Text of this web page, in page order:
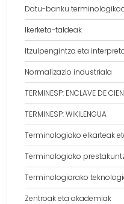
Datu-banku
Ikerketa-taldeak
Itzulpengintza eta
Normalizazio industriala
TERMINESP: ENCLAVE DE
TERMINESP: WIKILENGUA
Terminologiako elkarteak
Terminologiako
Terminologiarako
Zentroak eta akademiak